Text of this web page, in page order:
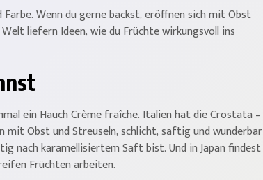
Wenn du gerne backst, eröffnen sich mit Obst
liefern Ideen, wie du Früchte wirkungsvoll ins
ein Hauch Crème fraîche. Italien hat die Crostata –
Obst und Streuseln, schlicht, saftig und wunderbar
nach karamellisiertem Saft bist. Und in Japan findest
Früchten arbeiten.